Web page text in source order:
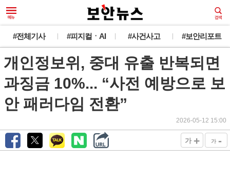
#전체기사 #피지컬ㆍAI #사건사고 #보안리포트
개인정보위, 중대 유출 반복되면
과징금 10%... “사전 예방으로 보
안 패러다임 전환”
2026-05-12 15:00
가 + 가 -